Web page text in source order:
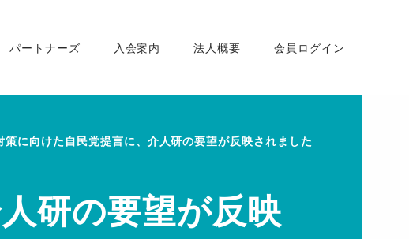
パートナーズ 入会案内 法人概要 会員ログイン
策に向けた自民党提言に、介人研の要望が反映されました
研の要望が反映